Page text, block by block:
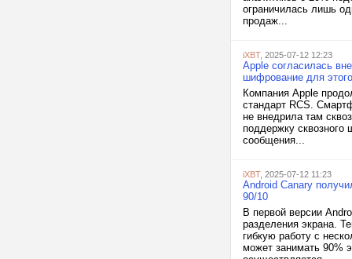
ограничилась лишь
продаж...
iXBT, 2025-07-12 12:23
Apple согласилась
шифрование для
Компания Apple
стандарт RCS.
не внедрила там
поддержку
сообщения...
iXBT, 2025-07-12 11:23
Android Canary
90/10
В первой версии
разделения экрана.
гибкую работу с
может занимать 90%